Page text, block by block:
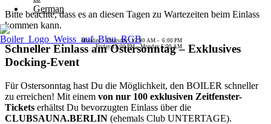
Monday – Thursday: 12:00 AM – 6:00 PM
Friday 12:00 PM – Monday 6:00 AM
Bitte beachte, dass es an diesen Tagen zu Wartezeiten beim Einlass
kommen kann.
Schneller Einlass am Ostersonntag – Exklusives
Docking-Event
Für Ostersonntag hast Du die Möglichkeit, den BOILER schneller
zu erreichen! Mit einem von nur 100 exklusiven Zeitfenster-
Tickets erhältst Du bevorzugten Einlass über die
CLUBSAUNA.BERLIN (ehemals Club UNTERTAGE).